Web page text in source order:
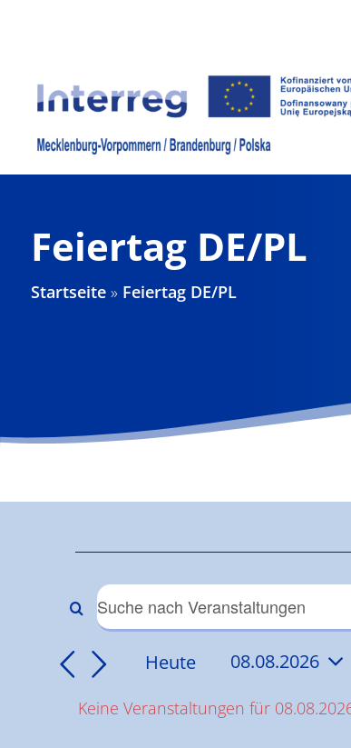
Feiertag DE/PL
Startseite » Feiertag DE/PL
für
08.08.2026
Hinweis
Keine Veranstaltungen für
Suche
und
Bitte
eingeben.
nach
Heute 08.08.2026
wählen.